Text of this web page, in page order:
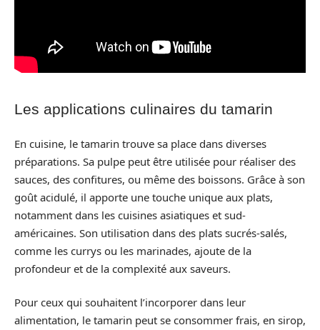
Les applications culinaires du tamarin
En cuisine, le tamarin trouve sa place dans diverses
préparations. Sa pulpe peut être utilisée pour réaliser des
sauces, des confitures, ou même des boissons. Grâce à son
goût acidulé, il apporte une touche unique aux plats,
notamment dans les cuisines asiatiques et sud-
américaines. Son utilisation dans des plats sucrés-salés,
comme les currys ou les marinades, ajoute de la
profondeur et de la complexité aux saveurs.
Pour ceux qui souhaitent l’incorporer dans leur
alimentation, le tamarin peut se consommer frais, en sirop,